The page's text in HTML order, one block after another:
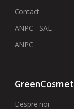
Contact
ANPC - SAL
ANPC
Despre noi